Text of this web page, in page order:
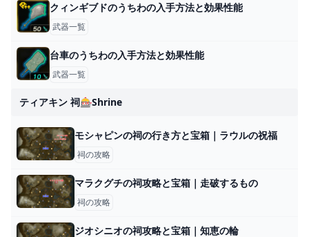
クィンギブドのうちわの入手方法と効果性能
武器一覧
台車のうちわの入手方法と効果性能
武器一覧
ティアキン 祠🎰shrine
モシャピンの祠の行き方と宝箱｜ラウルの祝福
祠の攻略
マラクグチの祠攻略と宝箱｜走破するもの
祠の攻略
ジオシニオの祠攻略と宝箱｜知恵の輪